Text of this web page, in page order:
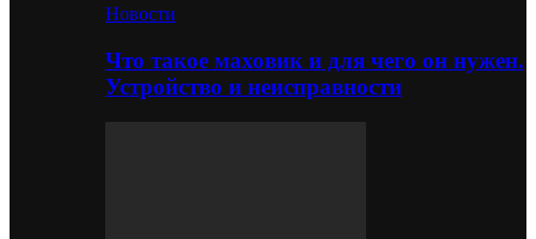
Новости
Что такое маховик и для чего он нужен.
Устройство и неисправности